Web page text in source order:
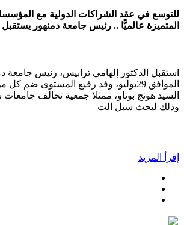
للتوسع في عقد الشراكات الدولية مع
المتميزة عالميًّا .. رئيس جامعة دمنهور يستقبل
استقبل الدكتور إلهامي ترابيس، رئيس جامعة
الموافق 29يوليو، وفد رفيع المستوى ضم
السيد هونج بوتاو، ممثلا جمعية تحالف جامعات
وذلك لبحث سبل الت
إقرأ المزيد